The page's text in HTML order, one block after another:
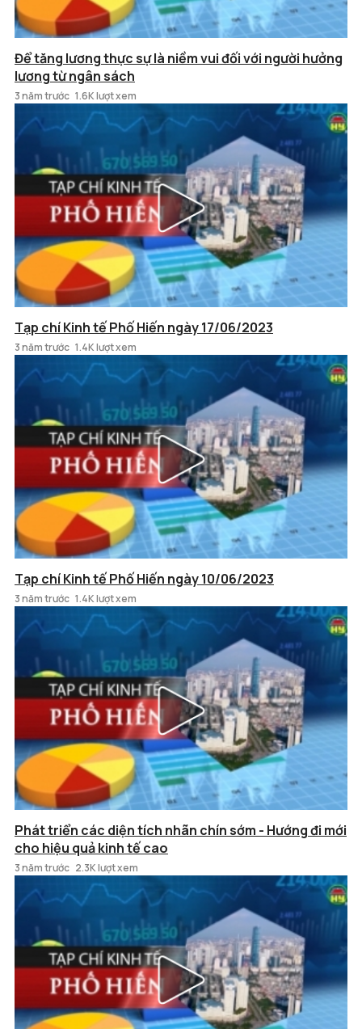
Để tăng lương thực sự là niềm vui đối với người hưởng
lương từ ngân sách
3 năm trước 1.6K lượt xem
Tạp chí Kinh tế Phố Hiến ngày 17/06/2023
3 năm trước 1.4K lượt xem
Tạp chí Kinh tế Phố Hiến ngày 10/06/2023
3 năm trước 1.4K lượt xem
Phát triển các diện tích nhãn chín sớm - Hướng đi mới
cho hiệu quả kinh tế cao
3 năm trước 2.3K lượt xem